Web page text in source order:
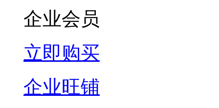
企业会员
立即购买
企业旺铺